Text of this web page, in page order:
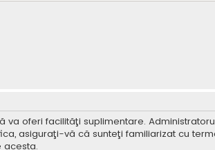
oferi facilităţi suplimentare.
asiguraţi-vă că sunteţi familiarizat cu
acesta.